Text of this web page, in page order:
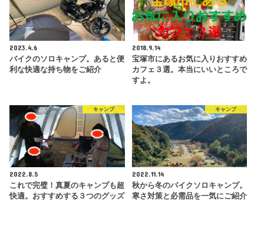
2023.4.6
バイクのソロキャンプ。あると便
利な快適な持ち物をご紹介
2018.9.14
宝塚市にあるお気に入りおすすめ
カフェ３選。本当にいいところで
すよ。
キャンプ
2022.8.5
これで完璧！真夏のキャンプも超
快適。おすすめする３つのグッズ
キャンプ
2022.11.14
秋から冬のバイクソロキャンプ。
寒さ対策と必需品を一気にご紹介